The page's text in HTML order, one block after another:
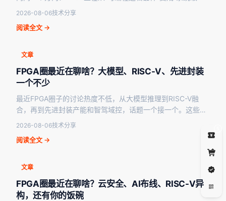
础设施”。无论是云上开发的安全管控、Ch…
2026-08-06技术分享
阅读全文 →
文章
FPGA圈最近在聊啥？大模型、RISC-V、先进封装
一个不少
最近FPGA圈子的讨论热度不低，从大模型推理到RISC-V融
合，再到先进封装产能和智驾域控，话题一个接一个。这些讨
论背后，其实藏着FPGA在AI、汽车、数据中心…
2026-08-06技术分享
阅读全文 →
文章
FPGA圈最近在聊啥？云安全、AI布线、RISC-V异
构，还有你的饭碗